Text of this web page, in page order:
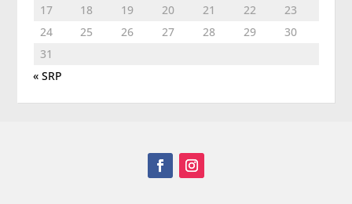
17
18 19 20 21 22
23
24
25 26 27 28 29
30
31
« SRP